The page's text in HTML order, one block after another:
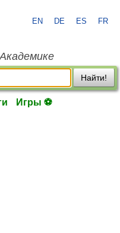
EN DE ES FR
Найти!
Игры ⚽